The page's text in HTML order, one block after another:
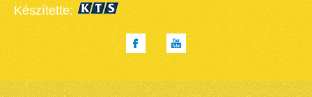
Készítette: